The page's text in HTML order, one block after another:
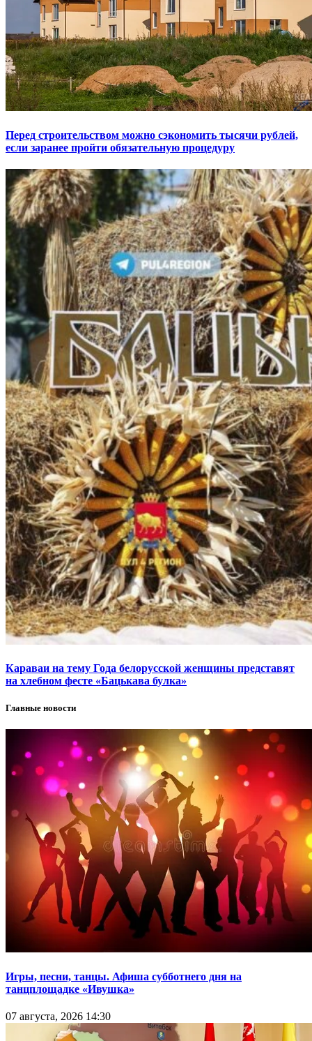
Перед строительством можно сэкономить тысячи рублей,
если заранее пройти обязательную процедуру
Караваи на тему Года белорусской женщины представят
на хлебном фесте «Бацькава булка»
Главные новости
Игры, песни, танцы. Афиша субботнего дня на
танцплощадке «Ивушка»
07 августа, 2026 14:30